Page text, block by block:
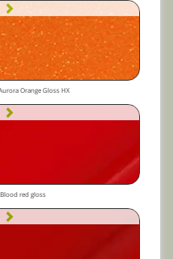
Orange Gloss HX
red gloss